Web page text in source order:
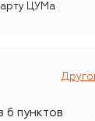
ЦУМа
6 пунктов